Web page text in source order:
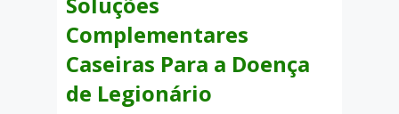
Complementares
Caseiras Para a Doença
de Legionário